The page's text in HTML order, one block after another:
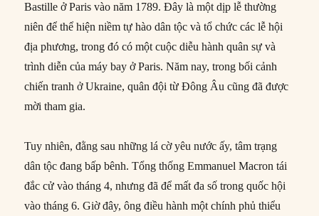
Bastille ở Paris vào năm 1789. Đây là một dịp lễ thường
niên để thể hiện niềm tự hào dân tộc và tổ chức các lễ hội
địa phương, trong đó có một cuộc diễu hành quân sự và
trình diễn của máy bay ở Paris. Năm nay, trong bối cảnh
chiến tranh ở Ukraine, quân đội từ Đông Âu cũng đã được
mời tham gia.
Tuy nhiên, đằng sau những lá cờ yêu nước ấy, tâm trạng
dân tộc đang bấp bênh. Tổng thống Emmanuel Macron tái
đắc cử vào tháng 4, nhưng đã để mất đa số trong quốc hội
vào tháng 6. Giờ đây, ông điều hành một chính phủ thiểu